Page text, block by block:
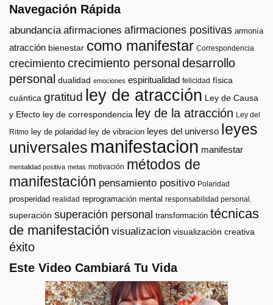
Navegación Rápida
abundancia afirmaciones afirmaciones positivas armonía
atracción bienestar como manifestar Correspondencia
crecimiento crecimiento personal desarrollo
personal dualidad emociones espiritualidad felicidad física
cuántica gratitud ley de atracción Ley de Causa
y Efecto ley de correspondencia ley de la atracción Ley del
Ritmo ley de polaridad ley de vibracion leyes del universo
leyes
universales manifestacion manifestar
mentalidad positiva metas motivación métodos de
manifestación pensamiento positivo Polaridad
prosperidad realidad reprogramación mental responsabilidad personal.
superación superación personal transformación técnicas
de manifestación visualizacion visualización creativa
éxito
Este Video Cambiará Tu Vida